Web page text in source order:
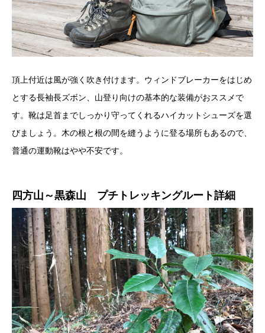
頂上付近は風が強く吹き付けます。ウィンドブレーカーをはじめ
とする長袖長ズボン、山登り向けの基本的な装備がおススメで
す。靴は足首までしっかり守ってくれるハイカットシューズを選
びましょう。木の根と根の間を縫うように登る場所もあるので、
普通の運動靴はやや不安です。
四方山～黒森山 プチトレッキングルート詳細